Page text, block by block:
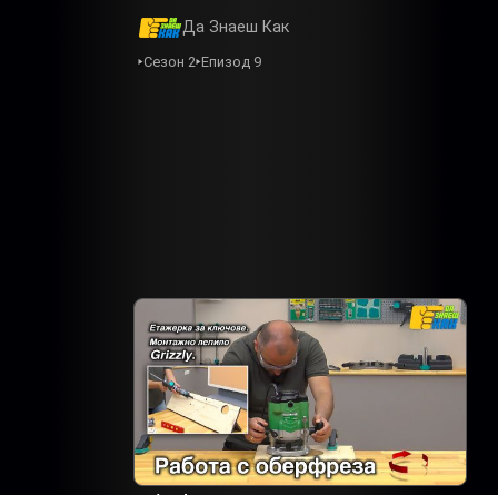
Да Знаеш Как
Сезон 2 Епизод 9